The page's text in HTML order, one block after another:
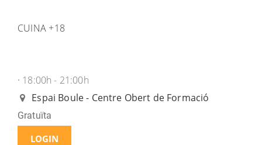
CUINA +18
· 18:00h - 21:00h
Espai Boule - Centre Obert de Formació
Gratuïta
LOGIN